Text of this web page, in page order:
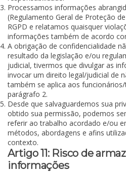
Processamos informações
(Regulamento Geral de Proteção
RGPD e relatamos quaisquer
informações também de acordo
A obrigação de confidencialidade
resultado da legislação e/ou
judicial, tivermos que divulgar as
invocar um direito legal/judicial de
também se aplica aos
parágrafo 2.
Desde que salvaguardemos sua
obtido sua permissão, podemos
referir ao trabalho acordado e/ou
métodos, abordagens e afins
contexto.
Artigo 11: Risco de
informações